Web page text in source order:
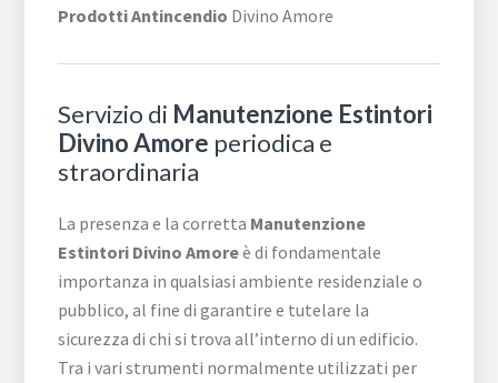
Prodotti Antincendio Divino Amore
Servizio di Manutenzione Estintori
Divino Amore periodica e
straordinaria
La presenza e la corretta Manutenzione
Estintori Divino Amoreè di fondamentale
importanza in qualsiasi ambiente residenziale o
pubblico, al fine di garantire e tutelare la
sicurezza di chi si trova all’interno di un edificio.
Tra i vari strumenti normalmente utilizzati per